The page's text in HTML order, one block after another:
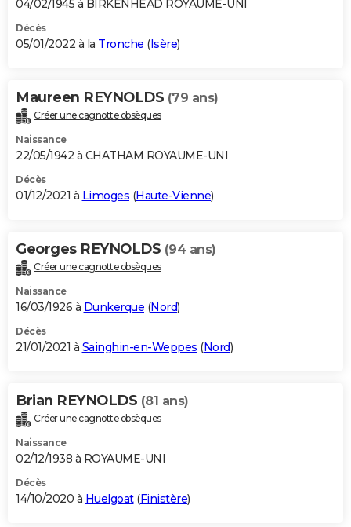
04/02/1945 à BIRKENHEAD ROYAUME-UNI
Décès
05/01/2022 à la Tronche (Isère)
Maureen REYNOLDS (79 ans)
Créer une cagnotte obsèques
Naissance
22/05/1942 à CHATHAM ROYAUME-UNI
Décès
01/12/2021 à Limoges (Haute-Vienne)
Georges REYNOLDS (94 ans)
Créer une cagnotte obsèques
Naissance
16/03/1926 à Dunkerque (Nord)
Décès
21/01/2021 à Sainghin-en-Weppes (Nord)
Brian REYNOLDS (81 ans)
Créer une cagnotte obsèques
Naissance
02/12/1938 à ROYAUME-UNI
Décès
14/10/2020 à Huelgoat(Finistère)